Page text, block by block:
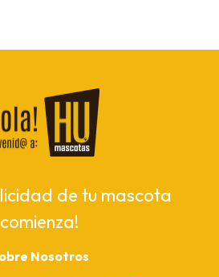
de tu mascota
comienza!
Nosotros